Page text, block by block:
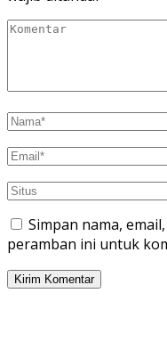
Simpan nama,
peramban ini untuk